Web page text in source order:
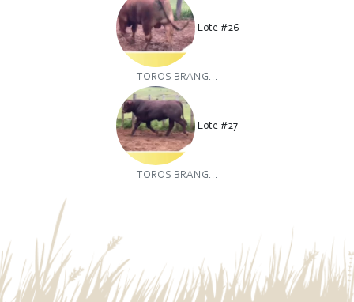
Lote #26
TOROS BRANG...
Lote #27
TOROS BRANG...